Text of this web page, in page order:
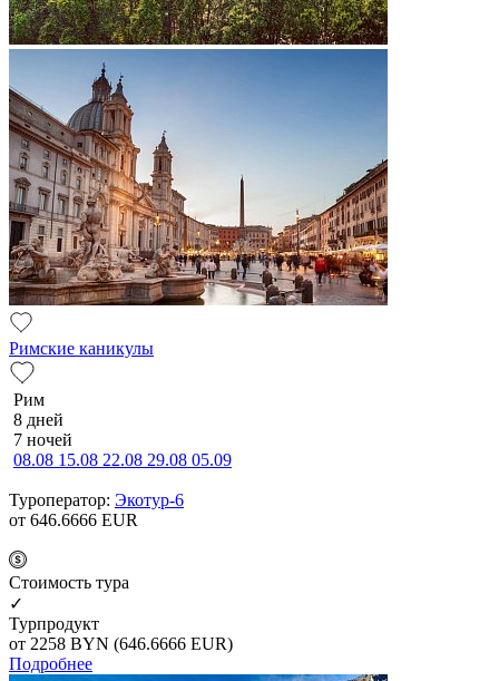
Римские каникулы
Рим
8 дней
7 ночей
08.08 15.08 22.08 29.08 05.09
Туроператор: Экотур-6
от 646.6666 EUR
Cтоимость тура
✓
Турпродукт
от 2258 BYN (646.6666 EUR)
Подробнее